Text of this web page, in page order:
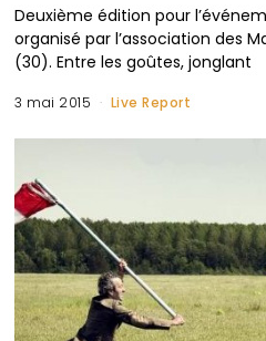
Deuxième édition pour
organisé par l’association des
(30). Entre les goûtes, jonglant
3 mai 2015 Live Report